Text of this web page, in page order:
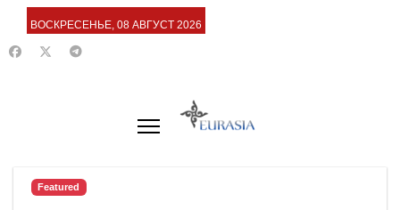
ВОСКРЕСЕНЬЕ, 08 АВГУСТ 2026
Featured